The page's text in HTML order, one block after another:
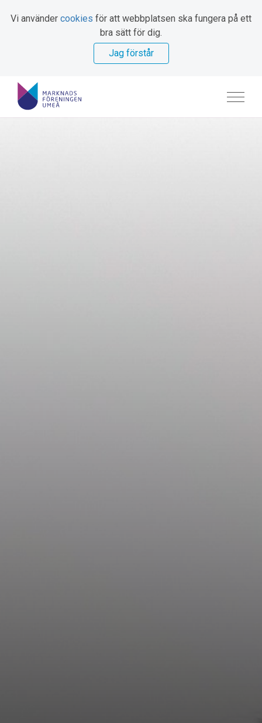
Vi använder cookies för att webbplatsen ska fungera på ett
bra sätt för dig.
Jag förstår